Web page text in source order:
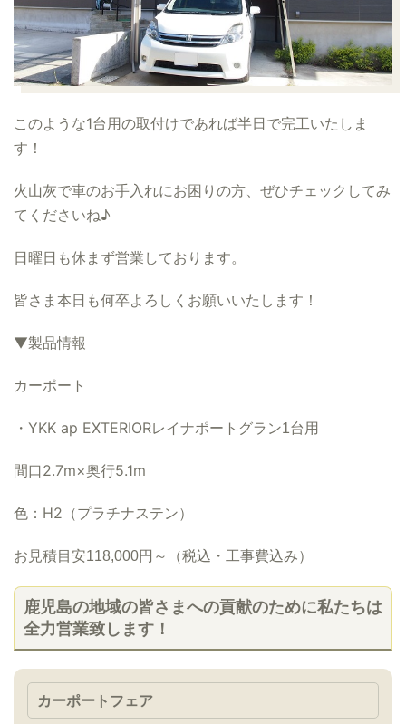
このような1台用の取付けであれば半日で完工いたしま
す！
火山灰で車のお手入れにお困りの方、ぜひチェックしてみ
てくださいね♪
日曜日も休まず営業しております。
皆さま本日も何卒よろしくお願いいたします！
▼製品情報
カーポート
・ YKK ap EXTERIORレイナポートグラン1台用
間口2.7m×奥行5.1m
色： H2 （プラチナステン）
お見積目安118,000円 ～（税込・工事費込み）
鹿児島の地域の皆さまへの貢献のために私たちは
全力営業致します！
カーポートフェア